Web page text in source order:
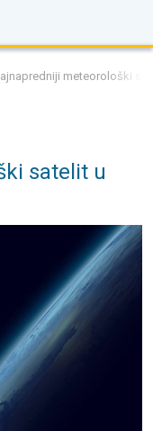
meteorološki
satelit u